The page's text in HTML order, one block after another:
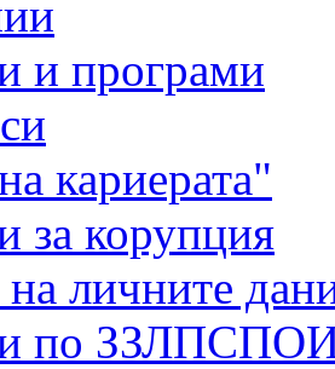
и програми
кариерата"
за корупция
личните
по